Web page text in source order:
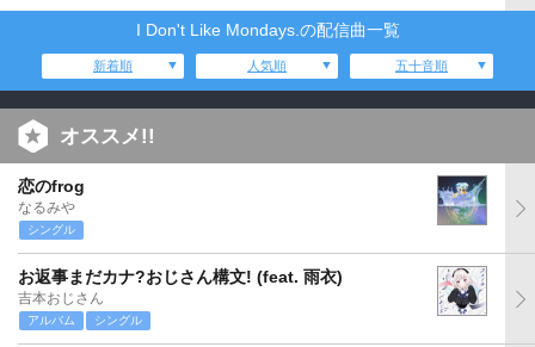
I Don't Like Mondays.の配信曲一覧
新着順 人気順 五十音順
オススメ!!
恋のfrog
なるみや
シングル
お返事まだカナ?おじさん構文! (feat. 雨衣)
吉本おじさん
アルバム シングル